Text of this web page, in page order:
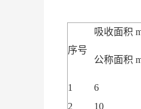
序号
吸收面积
公称面积
1 6
2
10